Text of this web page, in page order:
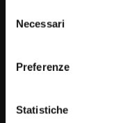
delNecessari
Preferenze
Statistiche